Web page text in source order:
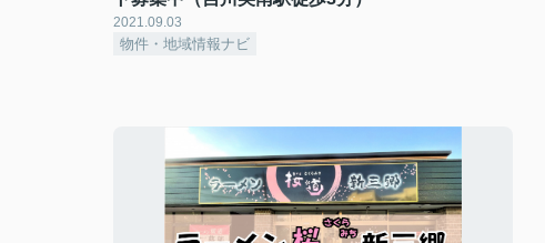
2021.09.03
物件・地域情報ナビ